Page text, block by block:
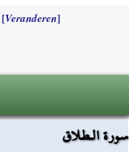
[Veranderen]
سورة الـطلاق